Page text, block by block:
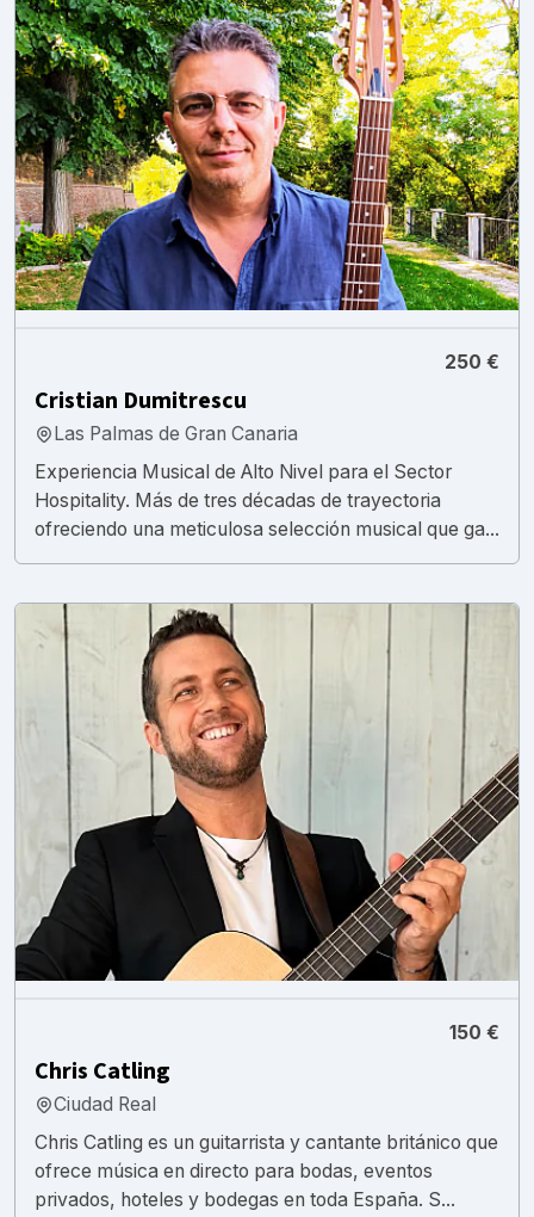
250 €
Cristian Dumitrescu
Las Palmas de Gran Canaria
Experiencia Musical de Alto Nivel para el Sector
Hospitality. Más de tres décadas de trayectoria
ofreciendo una meticulosa selección musical que ga...
150 €
Chris Catling
Ciudad Real
Chris Catling es un guitarrista y cantante británico que
ofrece música en directo para bodas, eventos
privados, hoteles y bodegas en toda España. S...